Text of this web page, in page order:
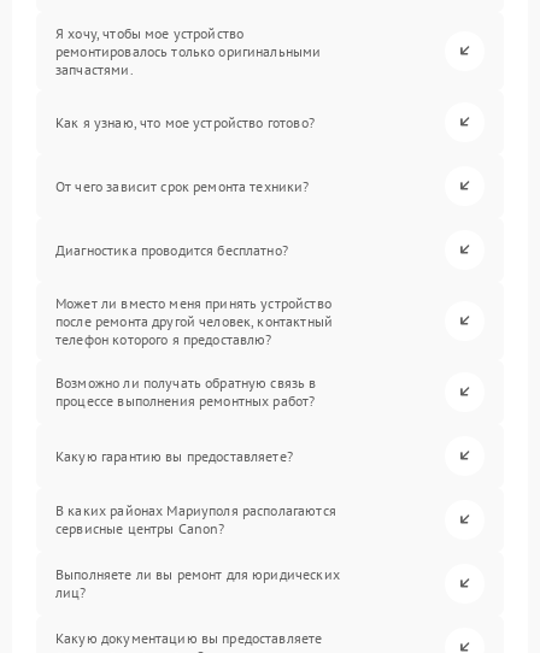
Я хочу, чтобы мое устройство
ремонтировалось только оригинальными
запчастями.
Как я узнаю, что мое устройство готово?
От чего зависит срок ремонта техники?
Диагностика проводится бесплатно?
Может ли вместо меня принять устройство
после ремонта другой человек, контактный
телефон которого я предоставлю?
Возможно ли получать обратную связь в
процессе выполнения ремонтных работ?
Какую гарантию вы предоставляете?
В каких районах Мариуполя располагаются
сервисные центры Canon?
Выполняете ли вы ремонт для юридических
лиц?
Какую документацию вы предоставляете